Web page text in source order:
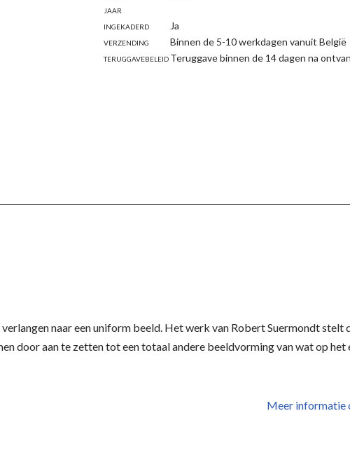
Jaar
Ingekaderd
Ja
Verzending
Binnen de 5-10 werkdagen vanuit België
TeruggavebeleidTeruggave binnen de 14 dagen na
naar een uniform beeld. Het werk van Robert Suermondt stelt
door aan te zetten tot een totaal andere beeldvorming van wat op het
Meer informatie